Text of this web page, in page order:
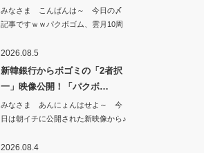
みなさま こんばんは～ 今日の〆
記事ですｗｗパクボゴム、雲月10周
2026.08.5
新韓銀行からボゴミの「2者択
一」映像公開！「パクボ…
みなさま あんにょんはせよ～ 今
日は朝イチに公開された新映像から♪
2026.08.4